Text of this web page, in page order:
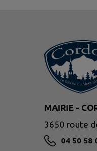
MAIRIE -
3650 route
04 50 58